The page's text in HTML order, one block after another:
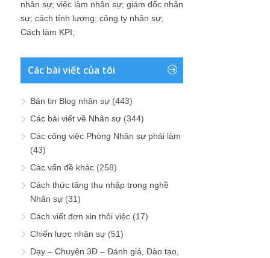
nhân sự; việc làm nhân sự; giám đốc nhân
sự; cách tính lương; công ty nhân sự;
Cách làm KPI;
Các bài viết của tôi
Bản tin Blog nhân sự (443)
Các bài viết về Nhân sự (344)
Các công việc Phòng Nhân sự phải làm
(43)
Các vấn đề khác (258)
Cách thức tăng thu nhập trong nghề
Nhân sự (31)
Cách viết đơn xin thôi việc (17)
Chiến lược nhân sự (51)
Dạy – Chuyện 3Đ – Đánh giá, Đào tạo,